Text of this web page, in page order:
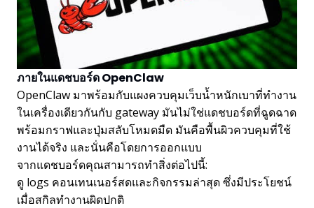
ภายในแดชบอร์ด OpenClaw
OpenClaw มาพร้อมกับแผงควบคุมเว็บน้ำหนักเบาที่ทำงาน
ในเครื่องเดียวกันกับ gateway มันไม่ใช่แดชบอร์ดที่ฉูดฉาด
พร้อมกราฟและปุ่มสลับโหมดมืด มันคือพื้นผิวควบคุมที่ใช้
งานได้จริง และนั่นคือโดยการออกแบบ
จากแดชบอร์ดคุณสามารถทำสิ่งต่อไปนี้:
ดู logs คอนเทนเนอร์สดและกิจกรรมล่าสุด ซึ่งมีประโยชน์
เมื่อสกิลทำงานผิดปกติ